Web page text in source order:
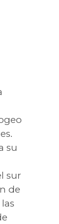
su
sur
de